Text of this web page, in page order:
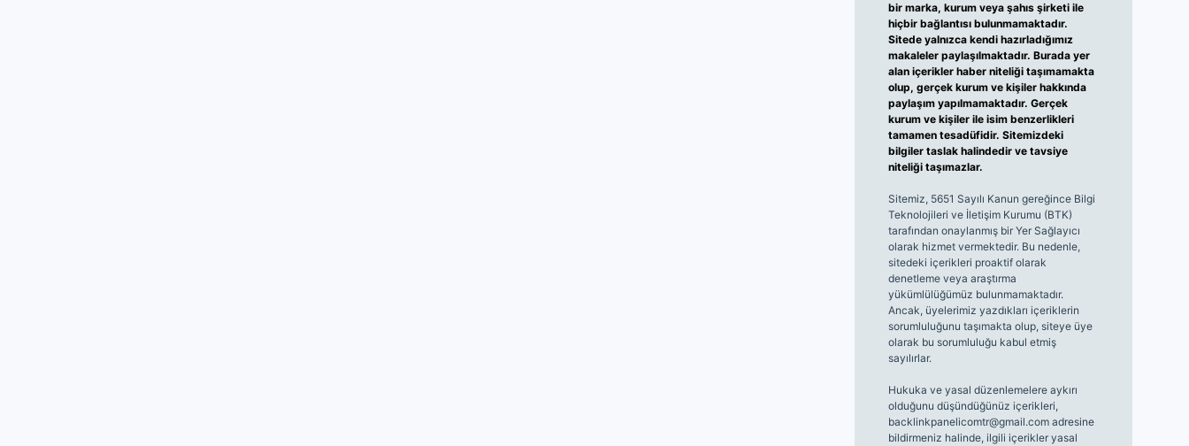
bir marka, kurum veya şahıs şirketi ile
hiçbir bağlantısı bulunmamaktadır.
Sitede yalnızca kendi hazırladığımız
makaleler paylaşılmaktadır. Burada yer
alan içerikler haber niteliği taşımamakta
olup, gerçek kurum ve kişiler hakkında
paylaşım yapılmamaktadır. Gerçek
kurum ve kişiler ile isim benzerlikleri
tamamen tesadüfidir. Sitemizdeki
bilgiler taslak halindedir ve tavsiye
niteliği taşımazlar.
Sitemiz, 5651 Sayılı Kanun gereğince Bilgi
Teknolojileri ve İletişim Kurumu (BTK)
tarafından onaylanmış bir Yer Sağlayıcı
olarak hizmet vermektedir. Bu nedenle,
sitedeki içerikleri proaktif olarak
denetleme veya araştırma
yükümlülüğümüz bulunmamaktadır.
Ancak, üyelerimiz yazdıkları içeriklerin
sorumluluğunu taşımakta olup, siteye üye
olarak bu sorumluluğu kabul etmiş
sayılırlar.
Hukuka ve yasal düzenlemelere aykırı
olduğunu düşündüğünüz içerikleri,
backlinkpanelicomtr@gmail.comadresine
bildirmeniz halinde, ilgili içerikler yasal